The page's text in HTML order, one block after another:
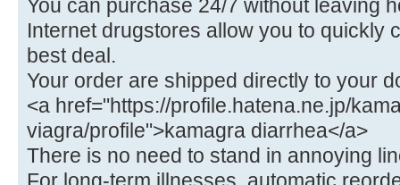
You can purchase 24/7 without leaving
Internet drugstores allow you to quickly
best deal.
Your order are shipped directly to your
<a href="https://profile.hatena.ne.jp/
viagra/profile">kamagra diarrhea</a>
There is no need to stand in annoying
For long-term illnesses, automatic